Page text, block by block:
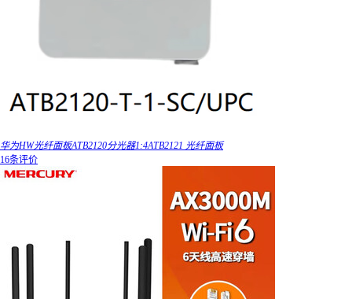
华为HW光纤面板ATB2120分光器1:4ATB2121 光纤面板
16条评价